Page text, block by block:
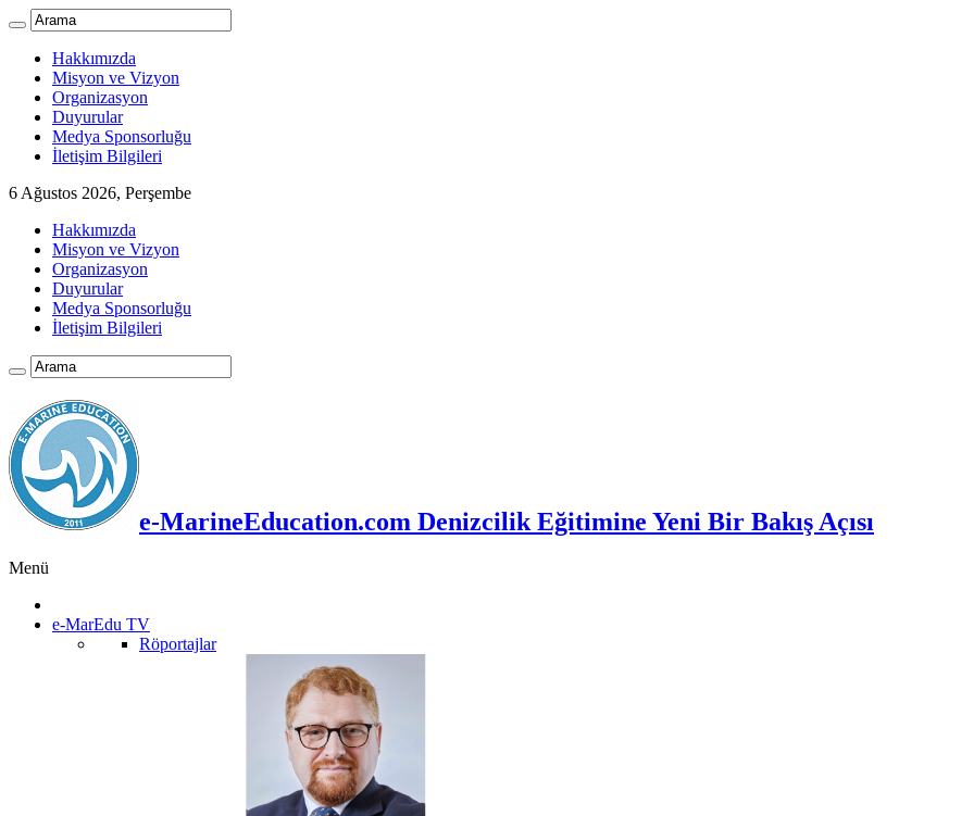
Hakkımızda
Misyon ve Vizyon
Organizasyon
Duyurular
Medya Sponsorluğu
İletişim Bilgileri
6 Ağustos 2026, Perşembe
Hakkımızda
Misyon ve Vizyon
Organizasyon
Duyurular
Medya Sponsorluğu
İletişim Bilgileri
e-MarineEducation.com Denizcilik Eğitimine Yeni Bir Bakış Açısı
Menü
e-MarEdu TV
Röportajlar